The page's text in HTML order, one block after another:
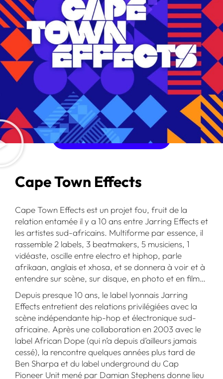
ÉCOUTER L'ALBUM
ACHETER L'ALBUM
Cape Town Effects
Cape Town Effects est un projet fou, fruit de la
relation entamée il y a 10 ans entre Jarring Effects et
les artistes sud-africains. Multiforme par essence, il
rassemble 2 labels, 3 beatmakers, 5 musiciens, 1
vidéaste, oscille entre electro et hiphop, parle
afrikaan, anglais et xhosa, et se donnera à voir et à
entendre sur scène, sur disque, en photo et en film…
Depuis presque 10 ans, le label lyonnais Jarring
Effects entretient des relations privilégiées avec la
scène indépendante hip-hop et électronique sud-
africaine. Après une collaboration en 2003 avec le
label African Dope (qui n’a depuis d’ailleurs jamais
cessé), la rencontre quelques années plus tard de
Ben Sharpa et du label underground du Cap
Pioneer Unit mené par Damian Stephens donne lieu